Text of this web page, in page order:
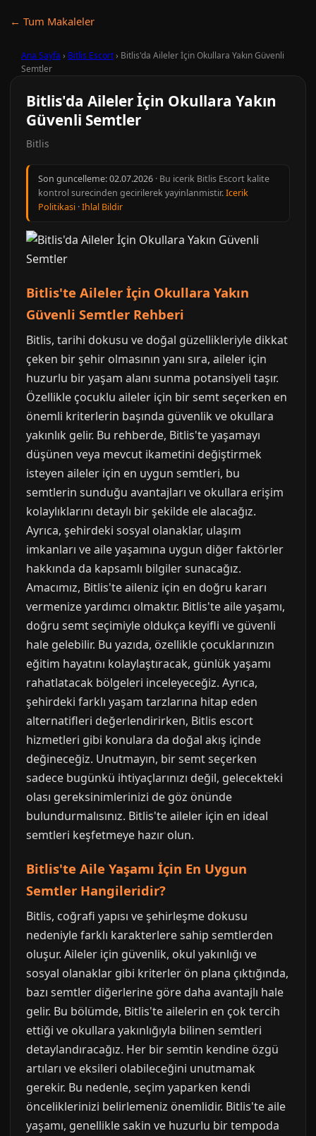
← Tum Makaleler
Ana Sayfa › Bitlis Escort› Bitlis'da Aileler İçin Okullara Yakın Güvenli
Semtler
Bitlis'da Aileler İçin Okullara Yakın
Güvenli Semtler
Bitlis
Son guncelleme:02.07.2026 · Bu icerik Bitlis Escort kalite
kontrol surecinden gecirilerek yayinlanmistir.Icerik
Politikasi ·Ihlal Bildir
Bitlis'te Aileler İçin Okullara Yakın
Güvenli Semtler Rehberi
Bitlis, tarihi dokusu ve doğal güzellikleriyle dikkat
çeken bir şehir olmasının yanı sıra, aileler için
huzurlu bir yaşam alanı sunma potansiyeli taşır.
Özellikle çocuklu aileler için bir semt seçerken en
önemli kriterlerin başında güvenlik ve okullara
yakınlık gelir. Bu rehberde, Bitlis'te yaşamayı
düşünen veya mevcut ikametini değiştirmek
isteyen aileler için en uygun semtleri, bu
semtlerin sunduğu avantajları ve okullara erişim
kolaylıklarını detaylı bir şekilde ele alacağız.
Ayrıca, şehirdeki sosyal olanaklar, ulaşım
imkanları ve aile yaşamına uygun diğer faktörler
hakkında da kapsamlı bilgiler sunacağız.
Amacımız, Bitlis'te aileniz için en doğru kararı
vermenize yardımcı olmaktır. Bitlis'te aile yaşamı,
doğru semt seçimiyle oldukça keyifli ve güvenli
hale gelebilir. Bu yazıda, özellikle çocuklarınızın
eğitim hayatını kolaylaştıracak, günlük yaşamı
rahatlatacak bölgeleri inceleyeceğiz. Ayrıca,
şehirdeki farklı yaşam tarzlarına hitap eden
alternatifleri değerlendirirken, Bitlis escort
hizmetleri gibi konulara da doğal akış içinde
değineceğiz. Unutmayın, bir semt seçerken
sadece bugünkü ihtiyaçlarınızı değil, gelecekteki
olası gereksinimlerinizi de göz önünde
bulundurmalısınız. Bitlis'te aileler için en ideal
semtleri keşfetmeye hazır olun.
Bitlis'te Aile Yaşamı İçin En Uygun
Semtler Hangileridir?
Bitlis, coğrafi yapısı ve şehirleşme dokusu
nedeniyle farklı karakterlere sahip semtlerden
oluşur. Aileler için güvenlik, okul yakınlığı ve
sosyal olanaklar gibi kriterler ön plana çıktığında,
bazı semtler diğerlerine göre daha avantajlı hale
gelir. Bu bölümde, Bitlis'te ailelerin en çok tercih
ettiği ve okullara yakınlığıyla bilinen semtleri
detaylandıracağız. Her bir semtin kendine özgü
artıları ve eksileri olabileceğini unutmamak
gerekir. Bu nedenle, seçim yaparken kendi
önceliklerinizi belirlemeniz önemlidir. Bitlis'te aile
yaşamı, genellikle sakin ve huzurlu bir tempoda